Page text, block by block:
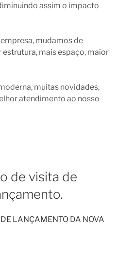
assim o impacto
mudamos de
mais espaço, maior
muitas novidades,
atendimento ao nosso
de visita de
LANÇAMENTO DA NOVA